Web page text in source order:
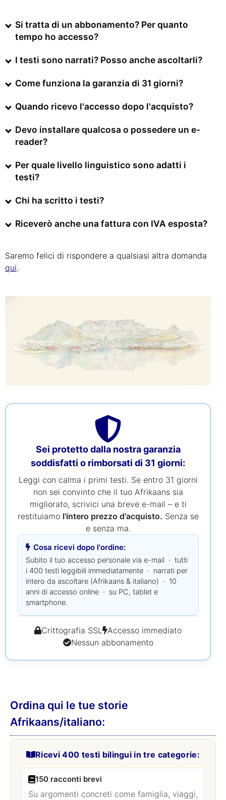
Si tratta di un abbonamento? Per quanto
tempo ho accesso?
I testi sono narrati? Posso anche ascoltarli?
Come funziona la garanzia di 31 giorni?
Quando ricevo l'accesso dopo l'acquisto?
Devo installare qualcosa o possedere un e-
reader?
Per quale livello linguistico sono adatti i
testi?
Chi ha scritto i testi?
Riceverò anche una fattura con IVA esposta?
Saremo felici di rispondere a qualsiasi altra domanda
qui.
Sei protetto dalla nostra garanzia
soddisfatti o rimborsati di 31 giorni:
Leggi con calma i primi testi. Se entro 31 giorni
non sei convinto che il tuo Afrikaans sia
migliorato, scrivici una breve e-mail – e ti
restituiamo l'intero prezzo d'acquisto. Senza se
e senza ma.
Cosa ricevi dopo l'ordine:
Subito il tuo accesso personale via e-mail · tutti
i 400 testi leggibili immediatamente · narrati per
intero da ascoltare (Afrikaans & italiano) · 10
anni di accesso online · su PC, tablet e
smartphone.
Crittografia SSL Accesso immediato
Nessun abbonamento
Ordina qui le tue storie
Afrikaans/italiano:
Ricevi 400 testi bilingui in tre categorie:
150 racconti brevi
Su argomenti concreti come famiglia, viaggi,